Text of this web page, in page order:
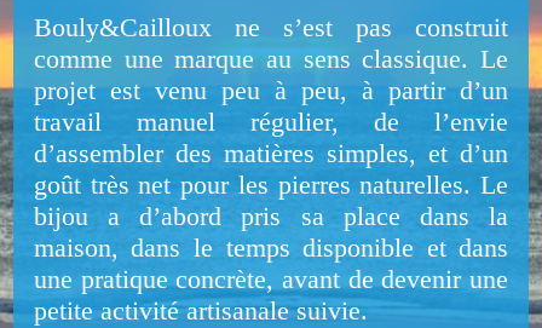
Bouly&Cailloux ne s’est pas construit
comme une marque au sens classique. Le
projet est venu peu à peu, à partir d’un
travail manuel régulier, de l’envie
d’assembler des matières simples, et d’un
goût très net pour les pierres naturelles. Le
bijou a d’abord pris sa place dans la
maison, dans le temps disponible et dans
une pratique concrète, avant de devenir une
petite activité artisanale suivie.